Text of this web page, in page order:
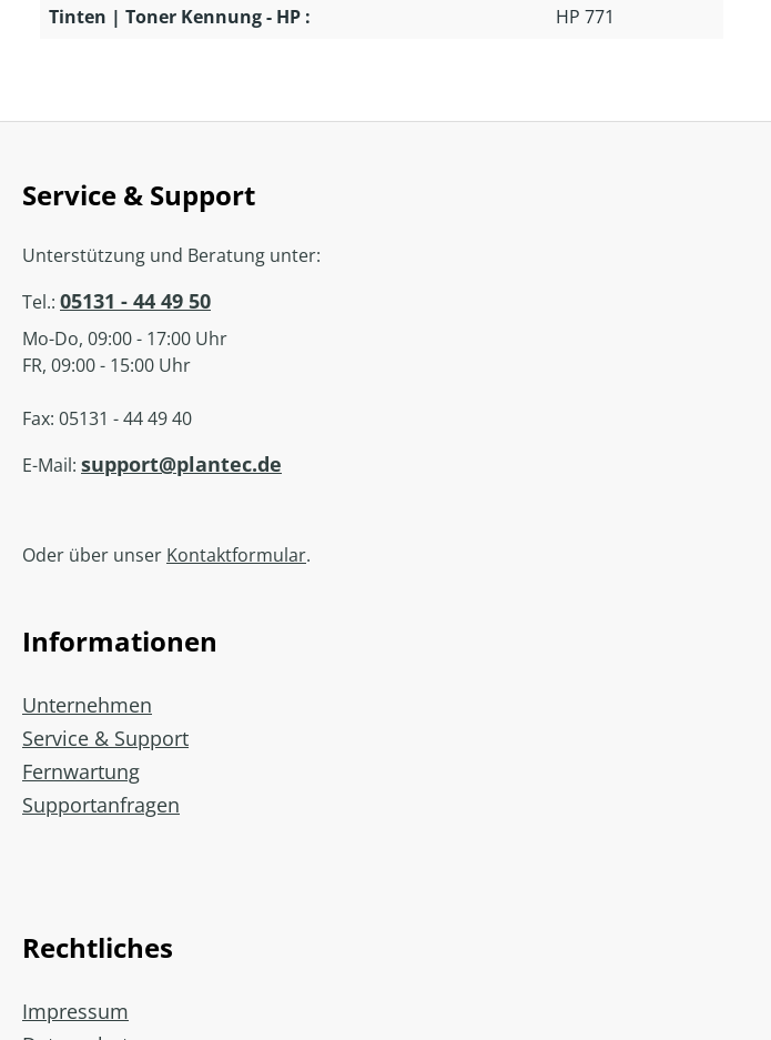
Tinten | Toner Kennung - HP :
HP 771
Service & Support
Unterstützung und Beratung unter:
Tel.: 05131 - 44 49 50
Mo-Do, 09:00 - 17:00 Uhr
FR, 09:00 - 15:00 Uhr
Fax: 05131 - 44 49 40
E-Mail: support@plantec.de
Oder über unser Kontaktformular.
Informationen
Unternehmen
Service & Support
Fernwartung
Supportanfragen
Rechtliches
Impressum